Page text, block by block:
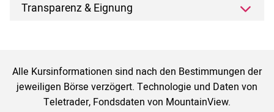
Transparenz & Eignung
Alle Kursinformationen sind nach den Bestimmungen der
jeweiligen Börse verzögert. Technologie und Daten von
Teletrader, Fondsdaten von MountainView.